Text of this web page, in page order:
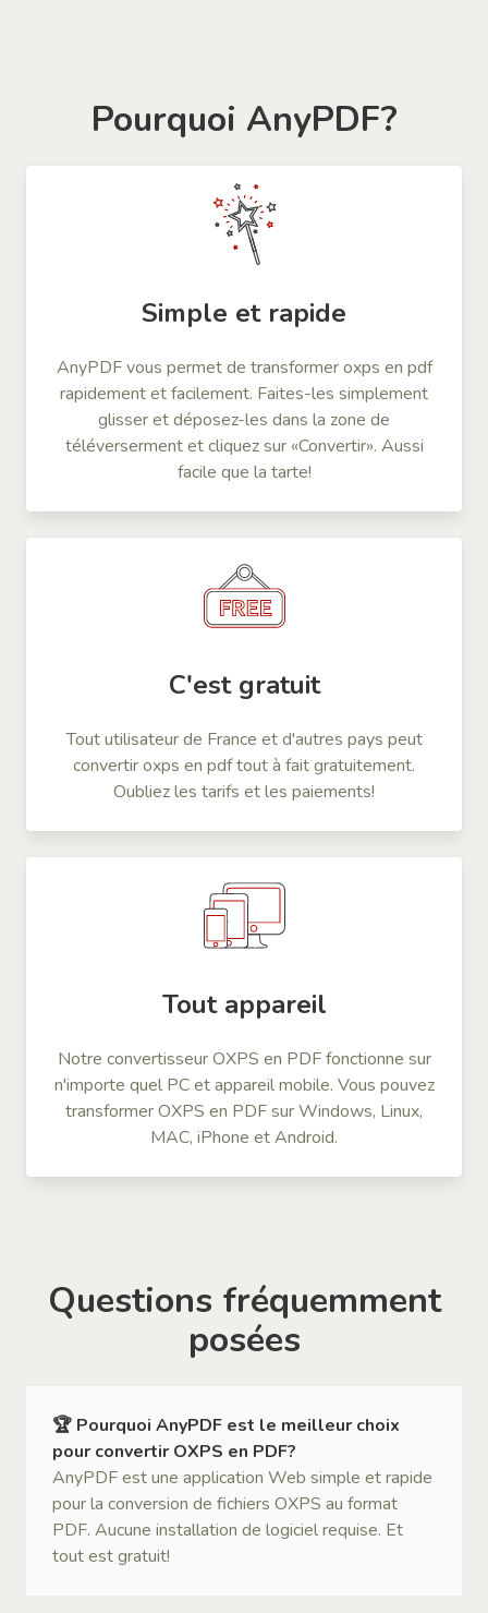
Pourquoi AnyPDF?
Simple et rapide
AnyPDF vous permet de transformer oxps en pdf
rapidement et facilement. Faites-les simplement
glisser et déposez-les dans la zone de
téléverserment et cliquez sur «Convertir». Aussi
facile que la tarte!
C'est gratuit
Tout utilisateur de France et d'autres pays peut
convertir oxps en pdf tout à fait gratuitement.
Oubliez les tarifs et les paiements!
Tout appareil
Notre convertisseur OXPS en PDF fonctionne sur
n'importe quel PC et appareil mobile. Vous pouvez
transformer OXPS en PDF sur Windows, Linux,
MAC, iPhone et Android.
Questions fréquemment
posées
🏆 Pourquoi AnyPDF est le meilleur choix
pour convertir OXPS en PDF?
AnyPDF est une application Web simple et rapide
pour la conversion de fichiers OXPS au format
PDF. Aucune installation de logiciel requise. Et
tout est gratuit!